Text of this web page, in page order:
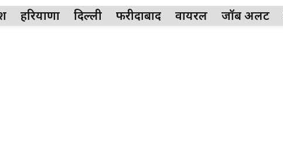
हरियाणा दिल्ली फरीदाबाद वायरल जॉब अलर्ट